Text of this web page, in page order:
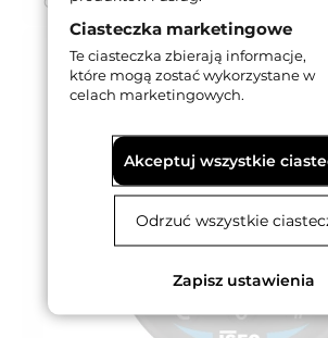
Ciasteczka marketingowe
Te ciasteczka zbierają informacje,
które mogą zostać wykorzystane w
celach marketingowych.
Akceptuj wszystkie
Odrzuć wszystkie
Zapisz ustawienia